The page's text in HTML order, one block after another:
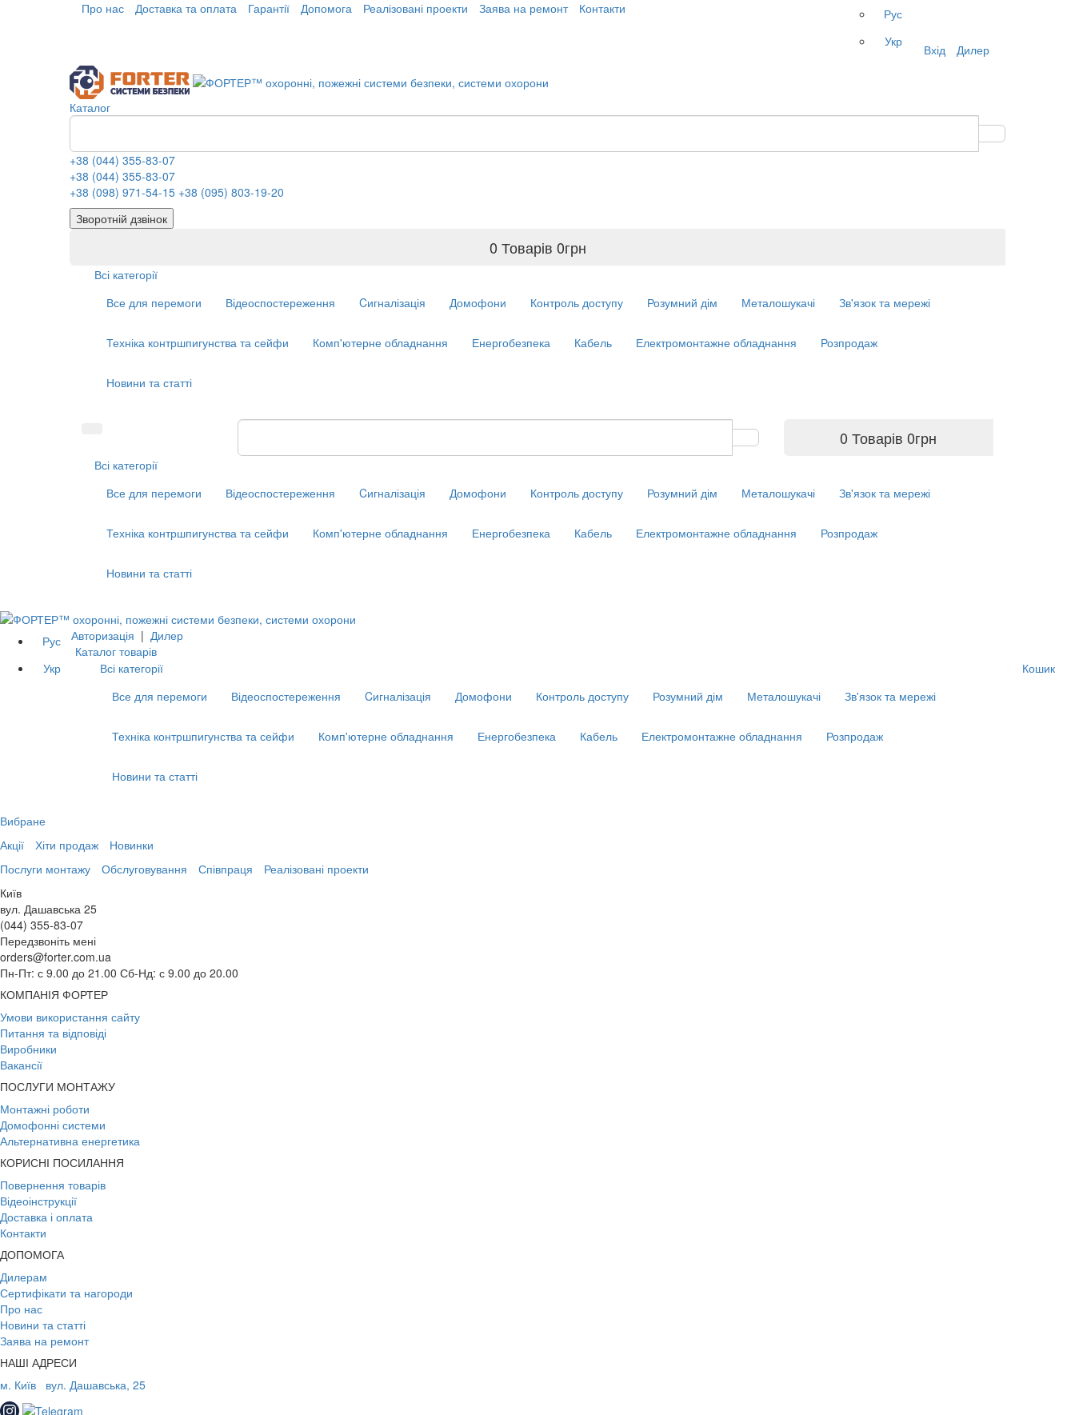
Про нас Доставка та оплата Гарантії Допомога Реалізовані проекти Заява на ремонт Контакти
Рус
Укр
Вхід Дилер
Каталог
+38 (044) 355-83-07
+38 (044) 355-83-07
+38 (098) 971-54-15 +38 (095) 803-19-20
Зворотній дзвінок
0 Товарів 0грн
Всі категорії
Все для перемоги
Відеоспостереження Cигналізація Домофони Контроль доступу Розумний дім Металошукачі Зв'язок та мережі
Техніка контршпигунства та сейфи Комп'ютерне обладнання Енергобезпека Кабель Електромонтажне обладнання Розпродаж
Новини та статті
0 Товарів 0грн
Всі категорії
Все для перемоги
Відеоспостереження Cигналізація Домофони Контроль доступу Розумний дім Металошукачі Зв'язок та мережі
Техніка контршпигунства та сейфи Комп'ютерне обладнання Енергобезпека Кабель Електромонтажне обладнання Розпродаж
Новини та статті
Рус
Укр
Авторизація | Дилер
Каталог товарів
Всі категорії
Все для перемоги
Відеоспостереження Cигналізація Домофони Контроль доступу Розумний дім Металошукачі Зв'язок та мережі
Техніка контршпигунства та сейфи Комп'ютерне обладнання Енергобезпека Кабель Електромонтажне обладнання Розпродаж
Новини та статті
Кошик
Вибране
Акції
Хіти продаж
Новинки
Послуги монтажу
Обслуговування Співпраця
Реалізовані проекти
Київ
вул. Дашавська 25
(044) 355-83-07
Передзвоніть мені
orders@forter.com.ua
Пн-Пт: с 9.00 до 21.00 Сб-Нд: с 9.00 до 20.00
КОМПАНІЯ ФОРТЕР
Умови використання сайту
Питання та відповіді
Виробники
Вакансії
ПОСЛУГИ МОНТАЖУ
Монтажні роботи
Домофонні системи
Альтернативна енергетика
КОРИСНІ ПОСИЛАННЯ
Повернення товарів
Відеоінструкції
Доставка і оплата
Контакти
ДОПОМОГА
Дилерам
Сертифікати та нагороди
Про нас
Новини та статті
Заява на ремонт
НАШІ АДРЕСИ
м. Київ
вул. Дашавська, 25